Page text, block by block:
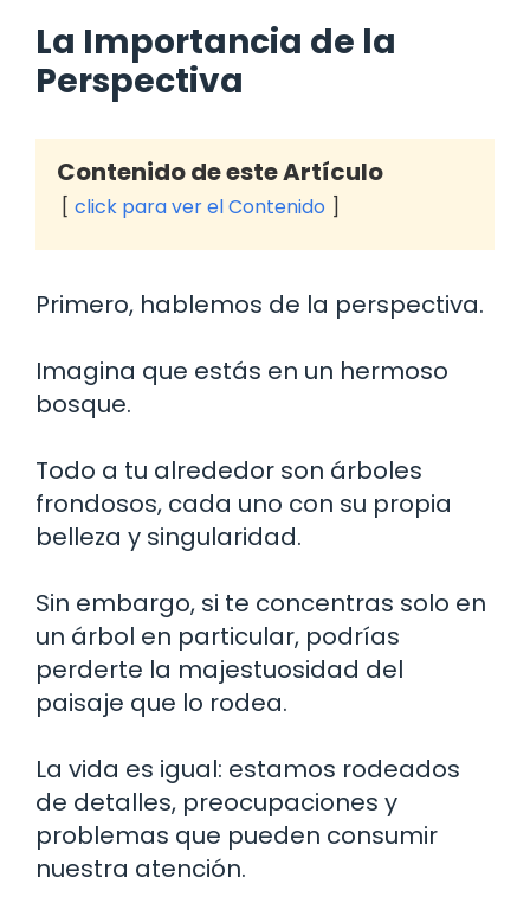
La Importancia de la
Perspectiva
Contenido de este Artículo
click para ver el Contenido
Primero, hablemos de la perspectiva.
Imagina que estás en un hermoso
bosque.
Todo a tu alrededor son árboles
frondosos, cada uno con su propia
belleza y singularidad.
Sin embargo, si te concentras solo en
un árbol en particular, podrías
perderte la majestuosidad del
paisaje que lo rodea.
La vida es igual: estamos rodeados
de detalles, preocupaciones y
problemas que pueden consumir
nuestra atención.